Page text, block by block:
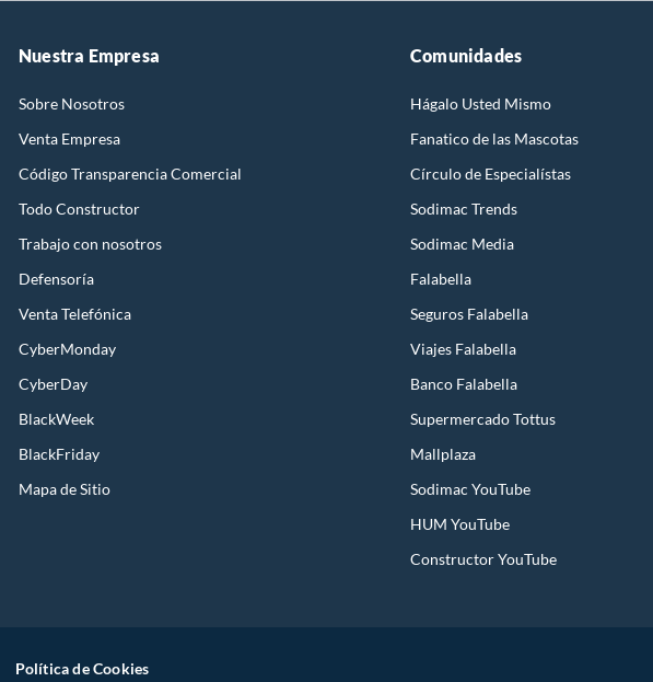
Nuestra Empresa
Sobre Nosotros
Venta Empresa
Código Transparencia Comercial
Todo Constructor
Trabajo con nosotros
Defensoría
Venta Telefónica
CyberMonday
CyberDay
BlackWeek
BlackFriday
Mapa de Sitio
Comunidades
Hágalo Usted Mismo
Fanatico de las Mascotas
Círculo de Especialístas
Sodimac Trends
Sodimac Media
Falabella
Seguros Falabella
Viajes Falabella
Banco Falabella
Supermercado Tottus
Mallplaza
Sodimac YouTube
HUM YouTube
Constructor YouTube
Política de Cookies